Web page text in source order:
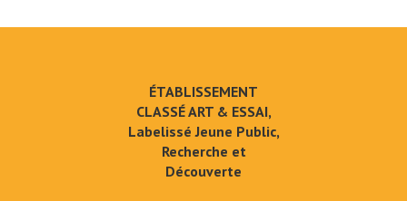
ÉTABLISSEMENT
CLASSÉ ART & ESSAI,
Labelissé Jeune Public,
Recherche et
Découverte